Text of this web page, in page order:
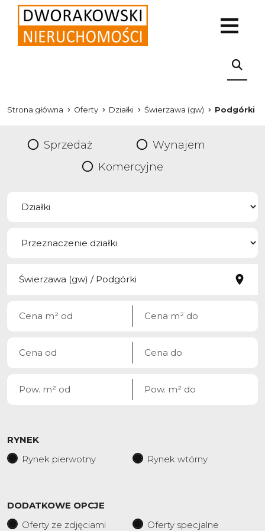
Strona główna Oferty Działki Świerzawa (gw) Podgórki
Sprzedaż
Wynajem
Komercyjne
RYNEK
Rynek pierwotny
Rynek wtórny
DODATKOWE OPCJE
Oferty ze zdjęciami
Oferty specjalne